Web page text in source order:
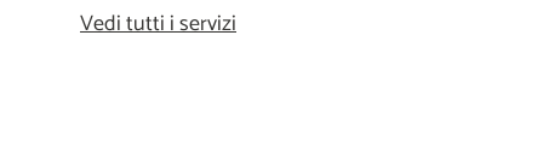
Vedi tutti i servizi